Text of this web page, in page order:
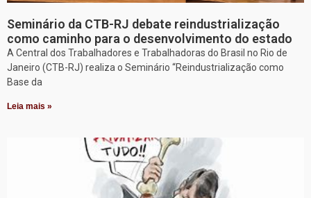
Seminário da CTB-RJ debate reindustrialização
como caminho para o desenvolvimento do estado
A Central dos Trabalhadores e Trabalhadoras do Brasil no Rio de
Janeiro (CTB-RJ) realiza o Seminário “Reindustrialização como
Base da
Leia mais »